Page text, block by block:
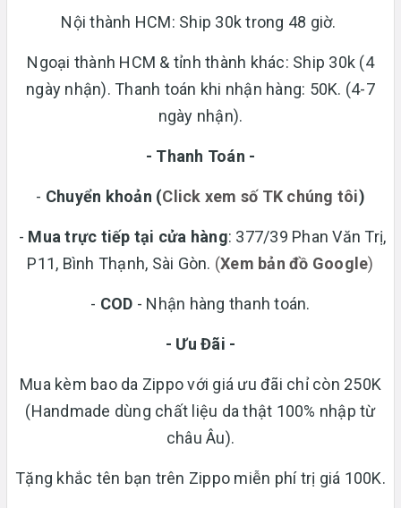
Nội thành HCM: Ship 30k trong 48 giờ.
Ngoại thành HCM & tỉnh thành khác: Ship 30k (4
ngày nhận). Thanh toán khi nhận hàng: 50K. (4-7
ngày nhận).
- Thanh Toán -
- Chuyển khoản (Click xem số TK chúng tôi)
- Mua trực tiếp tại cửa hàng: 377/39 Phan Văn Trị,
P11, Bình Thạnh, Sài Gòn. (Xem bản đồ Google)
- COD - Nhận hàng thanh toán.
- Ưu Đãi -
Mua kèm bao da Zippo với giá ưu đãi chỉ còn 250K
(Handmade dùng chất liệu da thật 100% nhập từ
châu Âu).
Tặng khắc tên bạn trên Zippo miễn phí trị giá 100K.